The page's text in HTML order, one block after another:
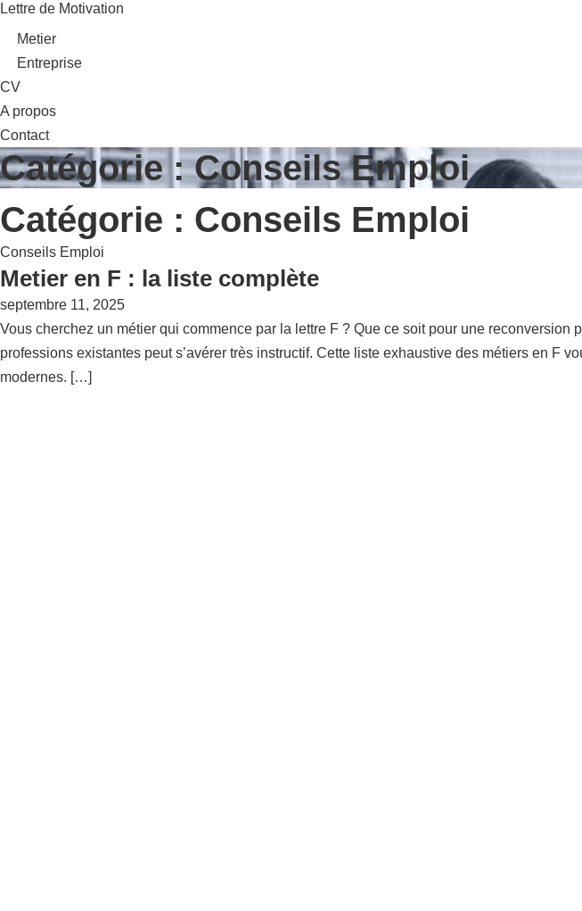
Lettre de Motivation
Metier
Entreprise
CV
A propos
Contact
Catégorie :Conseils Emploi
Catégorie : Conseils Emploi
Conseils Emploi
Metier en F : la liste complète
septembre 11, 2025
Vous cherchez un métier qui commence par la lettre F ? Que ce soit pour une
professions existantes peut s’avérer très instructif. Cette liste exhaustive des métiers en F
modernes. […]